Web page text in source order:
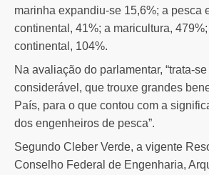
marinha expandiu-se 15,6%; a pesca
continental, 41%; a maricultura,
continental, 104%.
Na avaliação do parlamentar, “trata-
considerável, que trouxe grandes
País, para o que contou com a
dos engenheiros de pesca”.
Segundo Cleber Verde, a vigente
Conselho Federal de Engenharia,